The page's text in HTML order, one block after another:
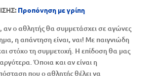
Προπόνηση με γρίπη
αν ο αθλητής θα συμμετάσχει σε αγώνες
η απάντηση είναι, ναι! Με παιγνιώδη
στόχο τη συμμετοχή. Η επίδοση θα μας
Όποια και αν είναι η
που ο αθλητής θέλει να